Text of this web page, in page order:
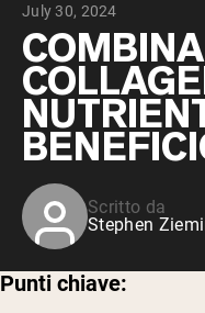
VEGAN PROTEIN
Shop
July 30, 2024
Scritto da
Stephen
Punti chiave: